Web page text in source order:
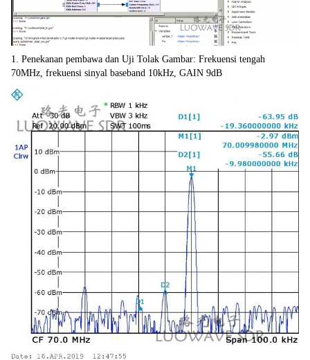
1. Penekanan pembawa dan Uji Tolak Gambar: Frekuensi tengah
70MHz, frekuensi sinyal baseband 10kHz, GAIN 9dB